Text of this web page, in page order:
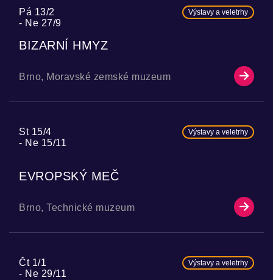
Pá 13/2
Ne 27/9
Výstavy a veletrhy
BIZARNÍ HMYZ
Brno, Moravské zemské muzeum
St 15/4
Ne 15/11
Výstavy a veletrhy
EVROPSKÝ MEČ
Brno, Technické muzeum
Čt 1/1
Ne 29/11
Výstavy a veletrhy